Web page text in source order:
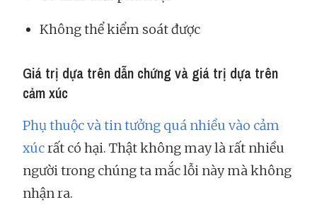
Không thể kiểm soát được
Giá trị dựa trên dẫn chứng và giá trị dựa trên
cảm xúc
Phụ thuộc và tin tưởng quá nhiều vào cảm
xúcrất có hại. Thật không may là rất nhiều
người trong chúng ta mắc lỗi này mà không
nhận ra.